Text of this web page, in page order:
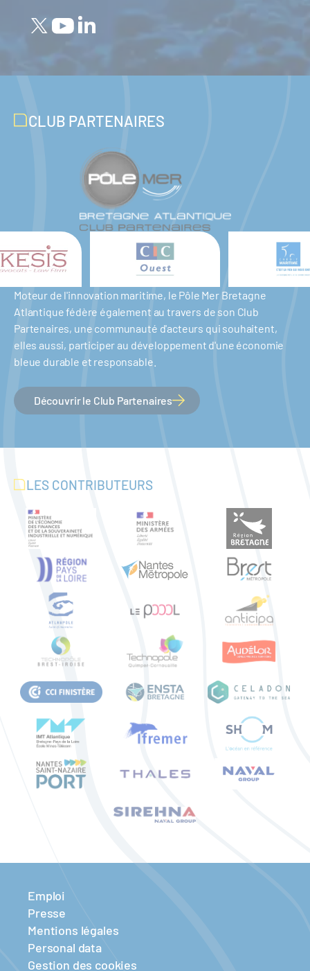
CLUB PARTENAIRES
Moteur de l'innovation maritime, le Pôle Mer Bretagne
Atlantique fédère également au travers de son Club
Partenaires, une communauté d'acteurs qui souhaitent,
elles aussi, participer au développement d'une économie
bleue durable et responsable.
Découvrir le Club Partenaires
LES CONTRIBUTEURS
Emploi
Presse
Mentions légales
Personal data
Gestion des cookies